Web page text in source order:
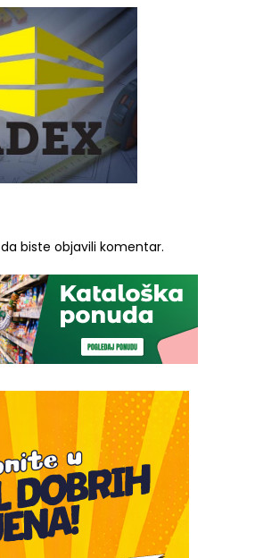
ljeta (FOTO)
da biste objavili komentar.